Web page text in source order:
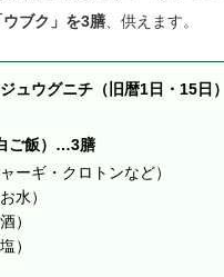
ブク」を3膳 、供えます。
ジュウグニチ（旧暦1日・15日
ご飯）…3膳
ーギ・クロトンなど）
水）
）
）